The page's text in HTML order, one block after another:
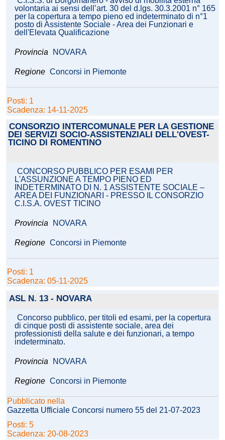
volontaria ai sensi dell’art. 30 del d.lgs. 30.3.2001 n° 165
per la copertura a tempo pieno ed indeterminato di n°1
posto di Assistente Sociale - Area dei Funzionari e
dell'Elevata Qualificazione
Provincia NOVARA
Regione Concorsi in Piemonte
Posti: 1
Scadenza: 14-11-2025
CONSORZIO INTERCOMUNALE PER LA GESTIONE
DEI SERVIZI SOCIO-ASSISTENZIALI DELL'OVEST-
TICINO DI ROMENTINO
CONCORSO PUBBLICO PER ESAMI PER
L'ASSUNZIONE A TEMPO PIENO ED
INDETERMINATO DI N. 1 ASSISTENTE SOCIALE –
AREA DEI FUNZIONARI - PRESSO IL CONSORZIO
C.I.S.A. OVEST TICINO
Provincia NOVARA
Regione Concorsi in Piemonte
Posti: 1
Scadenza: 05-11-2025
ASL N. 13 - NOVARA
Concorso pubblico, per titoli ed esami, per la copertura
di cinque posti di assistente sociale, area dei
professionisti della salute e dei funzionari, a tempo
indeterminato.
Provincia NOVARA
Regione Concorsi in Piemonte
Pubblicato nella
Gazzetta Ufficiale Concorsi numero 55 del 21-07-2023
Posti: 5
Scadenza: 20-08-2023